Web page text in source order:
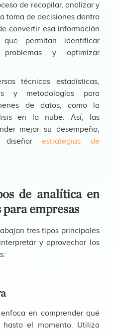
de recopilar, analizar y
toma de decisiones dentro
convertir esa información
permitan identificar
problemas y optimizar
técnicas estadísticas,
y metodologías para
de datos, como la
en la nube. Así, las
mejor su desempeño,
diseñarestrategias de
de analítica en
empresas
tres tipos principales
y aprovechar los
en comprender qué
el momento. Utiliza